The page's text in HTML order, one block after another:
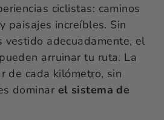
ciclistas: caminos
paisajes increíbles. Sin
vestido adecuadamente, el
arruinar tu ruta. La
de cada kilómetro, sin
dominar el sistema de